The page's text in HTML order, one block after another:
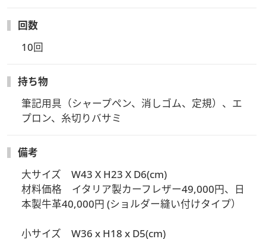
今回作るのは、肩がけにしても斜めがけにしても身体にフィッ
トする超軽量の三日月型ショルダーバッグの大サイズまたは小
収納力抜群なので、旅行や普段使いに活躍します。
取り外し可能なショルダーを付け替えてハンドバッグとしても
お楽しみいただけます。
裁断と漉き加工された革に、木槌と専用の目打ちを使って穴を
開け、一針ずつ縫い上げていきます。
大サイズ W43 X H23 X D6(cm)
回数
10回
持ち物
筆記用具（シャープペン、消しゴム、定規）、エ
プロン、糸切りバサミ
備考
大サイズ　W43 X H23 X D6(cm)
材料価格　イタリア製カーフレザー49,000円、日
本製牛革40,000円 (ショルダー縫い付けタイプ）
小サイズ　W36 x H18 x D5(cm)